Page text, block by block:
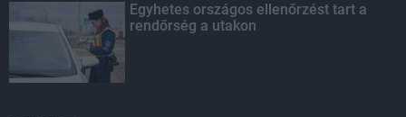
Egyhetes országos ellenőrzést tart a
rendőrség a utakon